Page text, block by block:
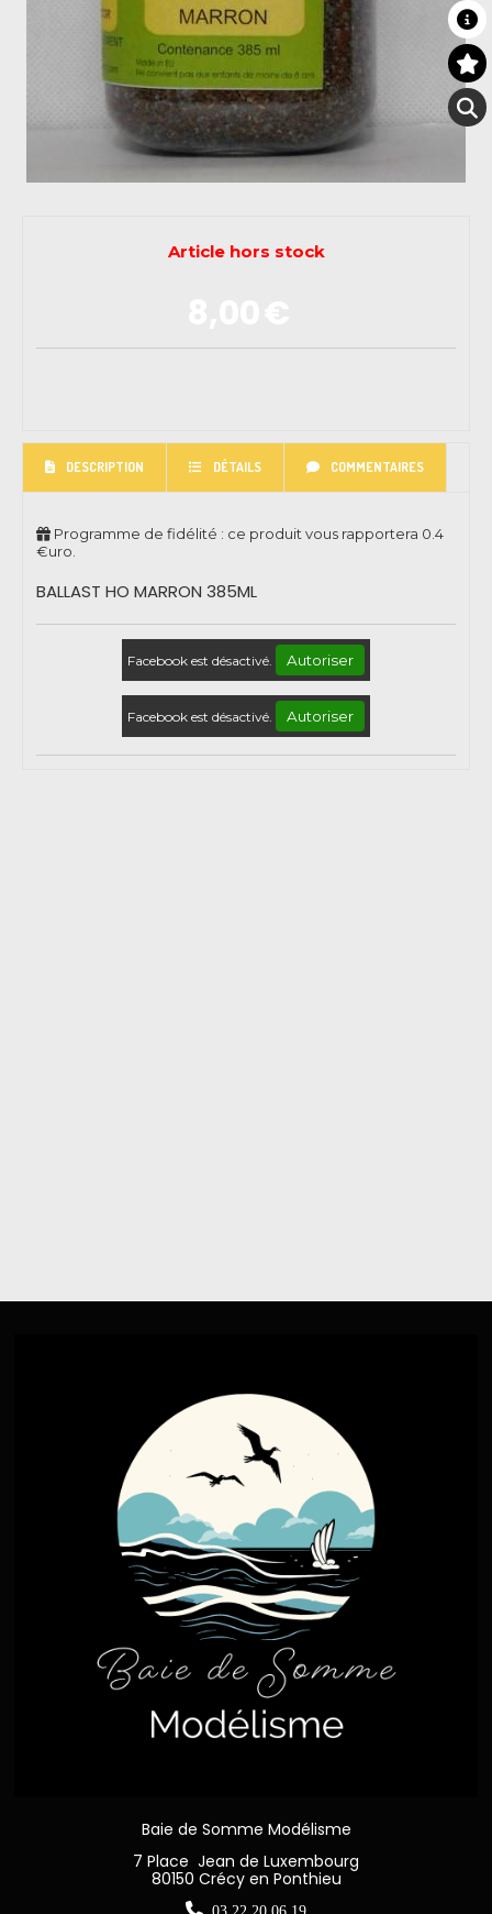
Article hors stock
DESCRIPTION DÉTAILS COMMENTAIRES
Programme de fidélité : ce produit vous rapportera 0.4
€uro.
BALLAST HO MARRON 385ML
Facebook est désactivé. Autoriser
Facebook est désactivé. Autoriser
Baie de Somme Modélisme
7 Place Jean de Luxembourg
80150 Crécy en Ponthieu
